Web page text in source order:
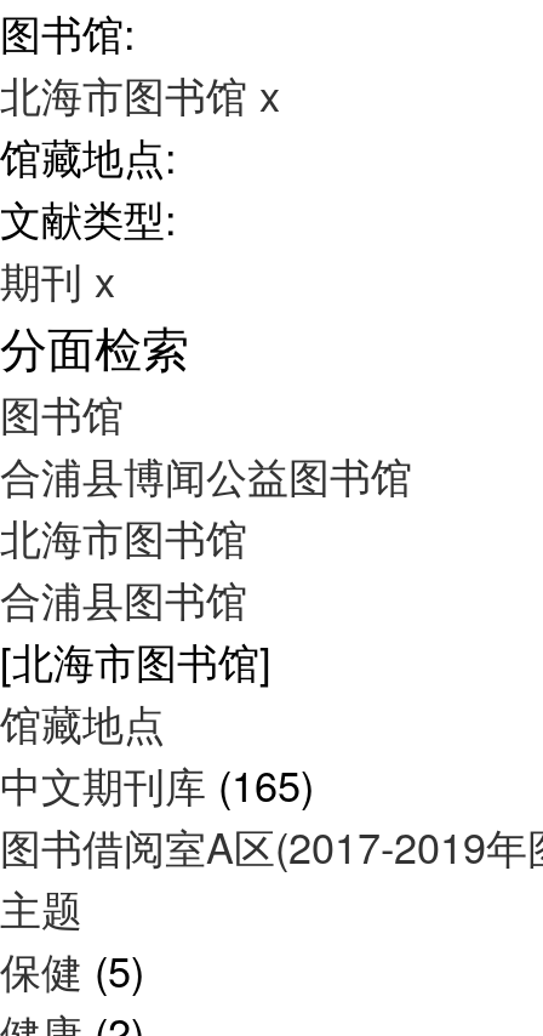
图书馆:
北海市图书馆 x
馆藏地点:
文献类型:
期刊 x
分面检索
图书馆
合浦县博闻公益图书馆
北海市图书馆
合浦县图书馆
[北海市图书馆]
馆藏地点
中文期刊库 (165)
图书借阅室A区(2017-2019
主题
保健 (5)